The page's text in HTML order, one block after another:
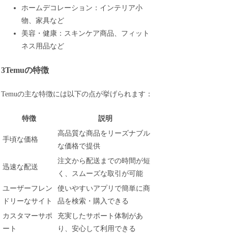
ホームデコレーション：インテリア小
物、家具など
美容・健康：スキンケア商品、フィット
ネス用品など
3Temuの特徴
Temuの主な特徴には以下の点が挙げられます：
特徴 説明
手頃な価格
高品質な商品をリーズナブル
な価格で提供
迅速な配送
注文から配送までの時間が短
く、スムーズな取引が可能
ユーザーフレン
ドリーなサイト
使いやすいアプリで簡単に商
品を検索・購入できる
カスタマーサポ
ート
充実したサポート体制があ
り、安心して利用できる